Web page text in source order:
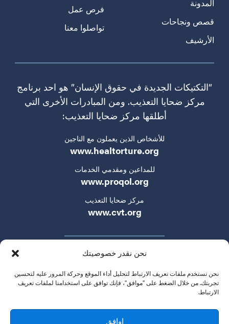
نحن نقدر خصوصيتك
نحن نستخدم ملفات تعريف الارتباط لتحليل أداء الموقع وحركة المرور عليه لتحسين
تجربتك. من خلال الضغط على "موافق"، فإنك توافق على استخدامنا لملفات تعريف
الارتباط.
اوافق
المدونة
قصص ونجاحات
الأرشيف
فرص عمل
تواصلوا معنا
“التكتيكات الجديدة في حقوق الإنسان” هو احد برنامج
مركز ضحايا التعذيب. ومن المبادرات الأخرى التي
أطلقها مركز ضحايا التعذيب:
للأشخاص الذين يعملون مع الناجين
www.healtorture.org
للمداعين ومقدمي الخدمات
www.proqol.org
مركز ضحايا التعذيب
www.cvt.org
© 2024 التكتيكات الجديدة في حقوق الإنسان. جميع الحقوق